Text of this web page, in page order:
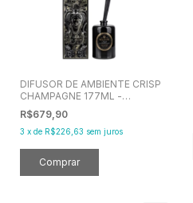
DIFUSOR DE AMBIENTE CRISP
CHAMPAGNE 177ML -
VOLUSPA
R$679,90
3 x de R$226,63 sem juros